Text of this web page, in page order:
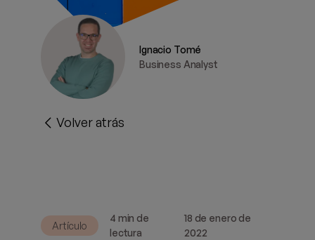
Ignacio Tomé
Business Analyst
Volver atrás
Artículo
4 min de
lectura
18 de enero de
2022